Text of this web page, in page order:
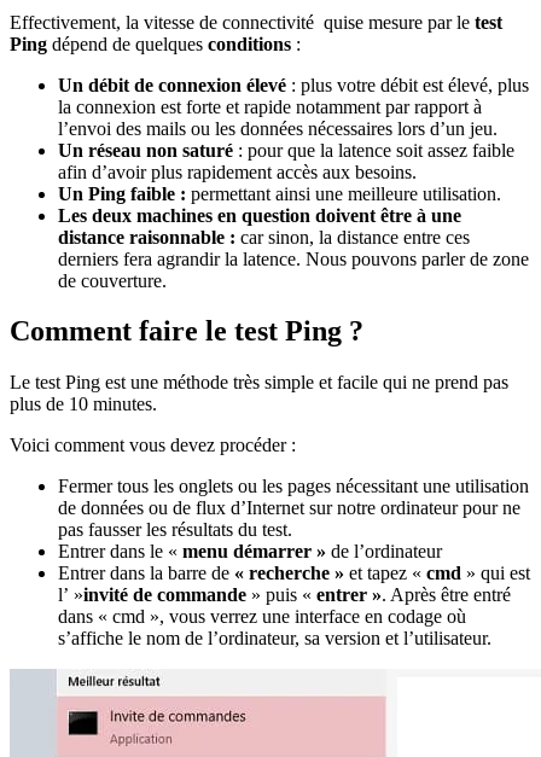
Effectivement, la vitesse de connectivité quise mesure par le test
Ping dépend de quelques conditions :
Un débit de connexion élevé : plus votre débit est élevé, plus
la connexion est forte et rapide notamment par rapport à
l’envoi des mails ou les données nécessaires lors d’un jeu.
Un réseau non saturé : pour que la latence soit assez faible
afin d’avoir plus rapidement accès aux besoins.
Un Ping faible : permettant ainsi une meilleure utilisation.
Les deux machines en question doivent être à une
distance raisonnable : car sinon, la distance entre ces
derniers fera agrandir la latence. Nous pouvons parler de zone
de couverture.
Comment faire le test Ping ?
Le test Ping est une méthode très simple et facile qui ne prend pas
plus de 10 minutes.
Voici comment vous devez procéder :
Fermer tous les onglets ou les pages nécessitant une utilisation
de données ou de flux d’Internet sur notre ordinateur pour ne
pas fausser les résultats du test.
Entrer dans le « menu démarrer » de l’ordinateur
Entrer dans la barre de « recherche » et tapez « cmd » qui est
l’ »invité de commande » puis « entrer ». Après être entré
dans « cmd », vous verrez une interface en codage où
s’affiche le nom de l’ordinateur, sa version et l’utilisateur.